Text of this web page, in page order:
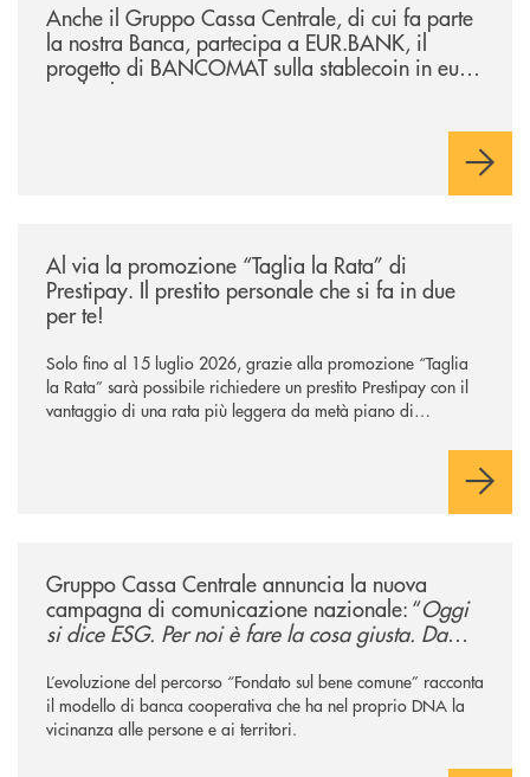
Anche il Gruppo Cassa Centrale, di cui fa parte
la nostra Banca, partecipa a EUR.BANK, il
progetto di BANCOMAT sulla stablecoin in euro
e sul relativo ecosistema
Al via la promozione “Taglia la Rata” di
Prestipay. Il prestito personale che si fa in due
per te!
Solo fino al 15 luglio 2026, grazie alla promozione “Taglia
la Rata” sarà possibile richiedere un prestito Prestipay con il
vantaggio di una rata più leggera da metà piano di
Gruppo Cassa Centrale annuncia la nuova
campagna di comunicazione nazionale: “Oggi
si dice ESG. Per noi è fare la cosa giusta. Da
L’evoluzione del percorso “Fondato sul bene comune” racconta
il modello di banca cooperativa che ha nel proprio DNA la
vicinanza alle persone e ai territori.